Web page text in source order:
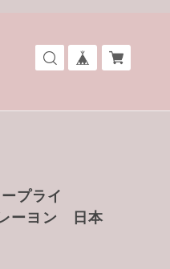
プライ
ーヨン 日本